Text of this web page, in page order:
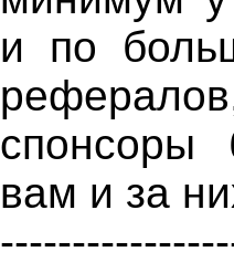
и по
спонсоры
вам и за